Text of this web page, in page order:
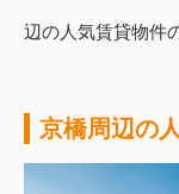
辺の人気賃貸物件
京橋周辺の